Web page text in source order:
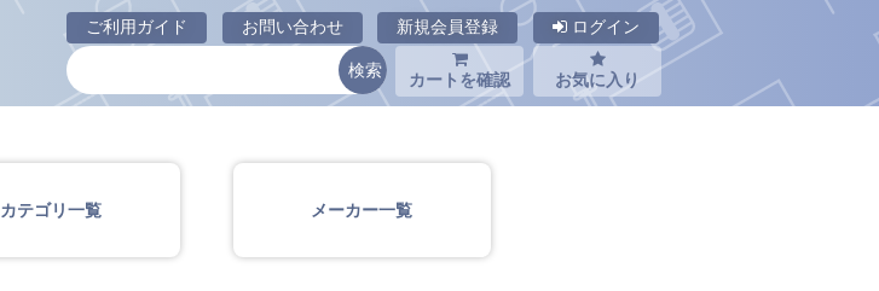
ご利用ガイド お問い合わせ 新規会員登録 ログイン
カートを確認 お気に入り
商品一覧ページ
カテゴリ一覧 メーカー一覧